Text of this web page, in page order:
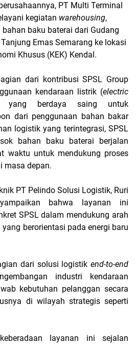
PT Multi Terminal
kegiatan warehousing,
baku baterai dari Gudang
Emas Semarang ke lokasi
Khusus (KEK) Kendal.
dari kontribusi SPSL Group
kendaraan listrik (electric
yang berdaya saing untuk
dari penggunaan bahan bakar
logistik yang terintegrasi, SPSL
bahan baku baterai berjalan
waktu untuk mendukung proses
masa depan.
PT Pelindo Solusi Logistik, Ruri
bahwa layanan ini
SPSL dalam mendukung arah
berorientasi pada energi baru
dari solusi logistik end-to-end
industri kendaraan
kebutuhan pelanggan secara
di wilayah strategis seperti
layanan ini sejalan